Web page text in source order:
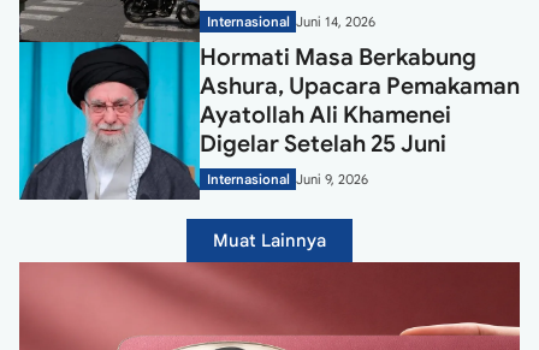
Internasional Juni 14, 2026
Hormati Masa Berkabung
Ashura, Upacara Pemakaman
Ayatollah Ali Khamenei
Digelar Setelah 25 Juni
Internasional Juni 9, 2026
Muat Lainnya